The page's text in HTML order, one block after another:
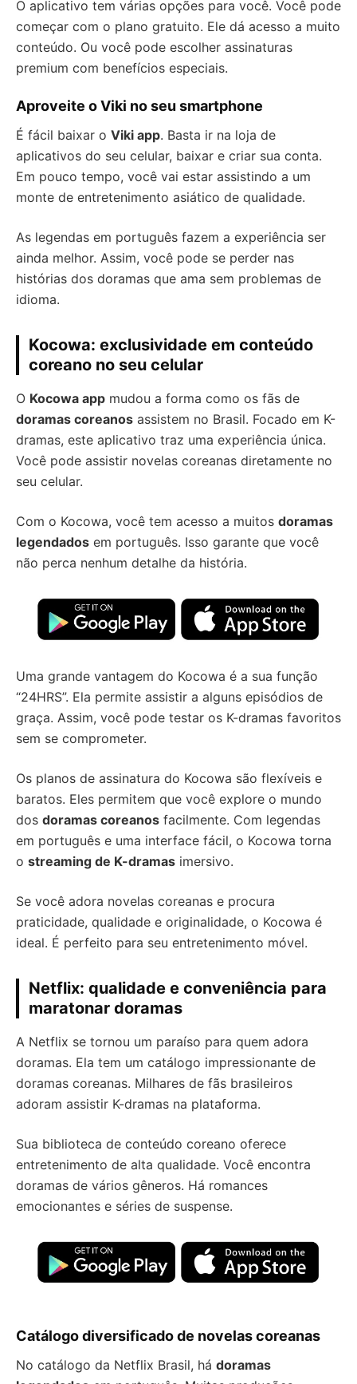
O aplicativo tem várias opções para você. Você pode
começar com o plano gratuito. Ele dá acesso a muito
conteúdo. Ou você pode escolher assinaturas
premium com benefícios especiais.
Aproveite o Viki no seu smartphone
É fácil baixar o Viki app. Basta ir na loja de
aplicativos do seu celular, baixar e criar sua conta.
Em pouco tempo, você vai estar assistindo a um
monte de entretenimento asiático de qualidade.
As legendas em português fazem a experiência ser
ainda melhor. Assim, você pode se perder nas
histórias dos doramas que ama sem problemas de
idioma.
Kocowa: exclusividade em conteúdo
coreano no seu celular
O Kocowa app mudou a forma como os fãs de
doramas coreanos assistem no Brasil. Focado em K-
dramas, este aplicativo traz uma experiência única.
Você pode assistir novelas coreanas diretamente no
seu celular.
Com o Kocowa, você tem acesso a muitos doramas
legendados em português. Isso garante que você
não perca nenhum detalhe da história.
Uma grande vantagem do Kocowa é a sua função
“24HRS”. Ela permite assistir a alguns episódios de
graça. Assim, você pode testar os K-dramas favoritos
sem se comprometer.
Os planos de assinatura do Kocowa são flexíveis e
baratos. Eles permitem que você explore o mundo
dos doramas coreanos facilmente. Com legendas
em português e uma interface fácil, o Kocowa torna
o streaming de K-dramas imersivo.
Se você adora novelas coreanas e procura
praticidade, qualidade e originalidade, o Kocowa é
ideal. É perfeito para seu entretenimento móvel.
Netflix: qualidade e conveniência para
maratonar doramas
A Netflix se tornou um paraíso para quem adora
doramas. Ela tem um catálogo impressionante de
doramas coreanas. Milhares de fãs brasileiros
adoram assistir K-dramas na plataforma.
Sua biblioteca de conteúdo coreano oferece
entretenimento de alta qualidade. Você encontra
doramas de vários gêneros. Há romances
emocionantes e séries de suspense.
Catálogo diversificado de novelas coreanas
No catálogo da Netflix Brasil, há doramas